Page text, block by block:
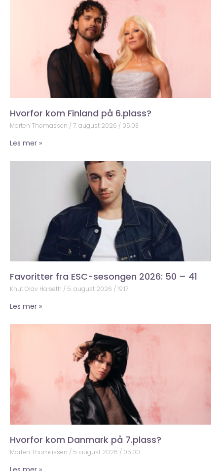
Hvorfor kom Finland på 6.plass?
Morten Thomassen 7. august 2026 05:03
Les mer »
Favoritter fra ESC-sesongen 2026: 50 – 41
Knut Olav Halseth 5. august 2026 19:17
Les mer »
Hvorfor kom Danmark på 7.plass?
Morten Thomassen 5. august 2026 05:00